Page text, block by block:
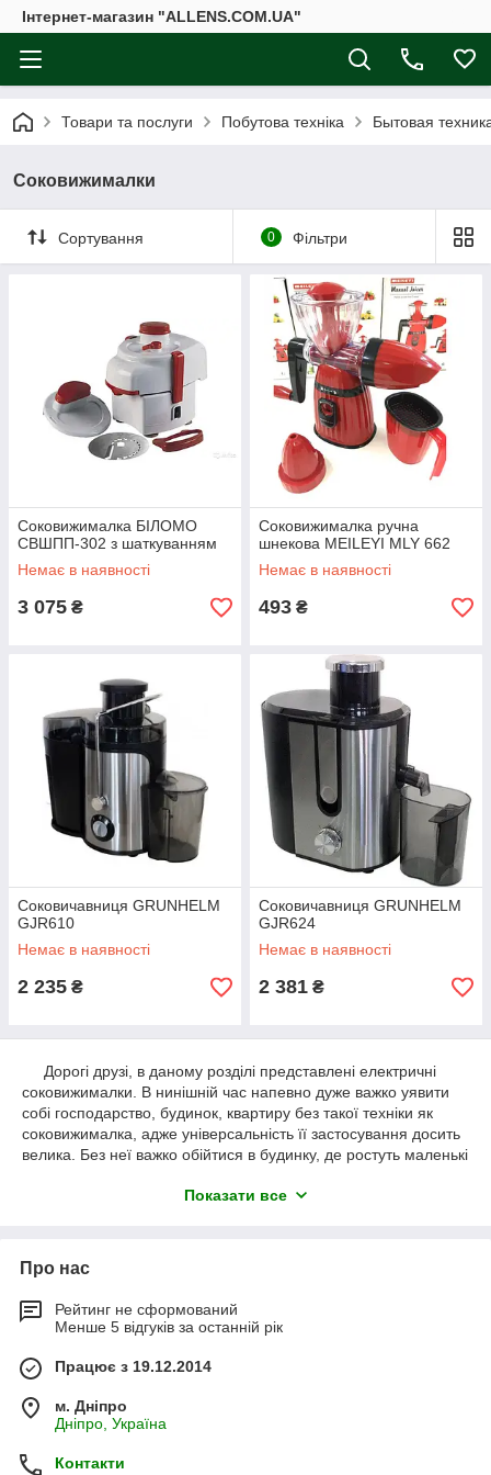
Інтернет-магазин "ALLENS.COM.UA"
Товари та послуги Побутова техніка Бытовая
Соковижималки
Сортування 0 Фільтри
Соковижималка БІЛОМО
СВШПП-302 з шаткуванням
Немає в наявності
3 075 ₴
Соковижималка ручна
шнекова MEILEYI MLY 662
Немає в наявності
493 ₴
Соковичавниця GRUNHELM
GJR610
Немає в наявності
2 235 ₴
Соковичавниця GRUNHELM
GJR624
Немає в наявності
2 381 ₴
Дорогі друзі, в даному розділі представлені електричні
соковижималки. В нинішній час напевно дуже важко уявити
собі господарство, будинок, квартиру без такої техніки як
соковижималка, адже універсальність її застосування досить
велика. Без неї важко обійтися в будинку, де ростуть маленькі
витаминнов, важко обійтися для людей, які люблять
Та й втім випити склянку свежевыжитого соку малоймовірно,
що хтось відмовиться.
В даному розділі представлені соковижималки
виробництва Білорусь такі як Садова і Журавинка, що
і довговічності. Та й напевно багато хто зараз може
погодиться з тим, що техніка виробництва Білорусь значно
вище якістю зарубіжних аналогів, а простота у використанні
тільки збільшує їх значимість на нинішньому ринку. Але ми
соковижималками відомих світових брендів таких як Philips,
Показати все
Про нас
Рейтинг не сформований
Менше 5 відгуків за останній рік
Працює з 19.12.2014
м. Дніпро
Дніпро, Україна
Контакти